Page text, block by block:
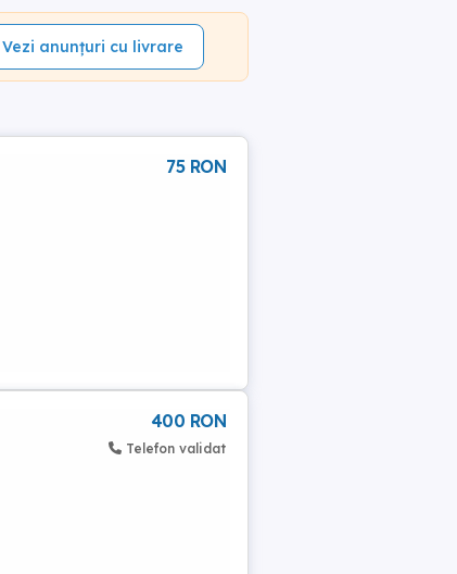
Vezi anunțuri cu livrare
75 RON
400 RON
Telefon validat